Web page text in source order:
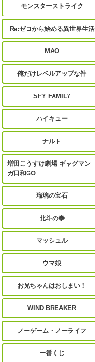
モンスターストライク
Re:ゼロから始める異世界生活
MAO
俺だけレベルアップな件
SPY FAMILY
ハイキュー
ナルト
増田こうすけ劇場 ギャグマン
ガ日和GO
瑠璃の宝石
北斗の拳
マッシュル
ウマ娘
お兄ちゃんはおしまい！
WIND BREAKER
ノーゲーム・ノーライフ
一番くじ